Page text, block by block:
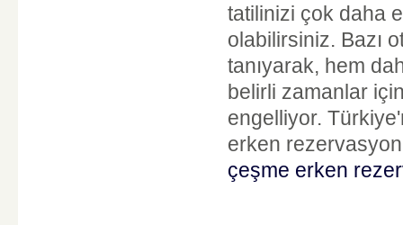
tatilinizi çok daha
olabilirsiniz. Bazı
tanıyarak, hem
belirli zamanlar
engelliyor.
erken
çeşme erken